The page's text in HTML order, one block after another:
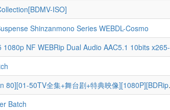
ISO]
Shinzanmono Series WEBDL-Cosmo
NF WEBRip Dual Audio AAC5.1 10bits x265-Rapta
舞台剧+特典映像][1080P][BDRip][HEVC-10bit][FLACx3][MKV](ウルトラマン80)
Batch